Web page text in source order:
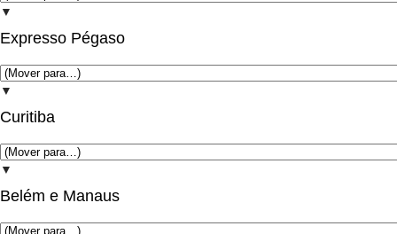
▼
Expresso Pégaso
▼
Curitiba
▼
Belém e Manaus